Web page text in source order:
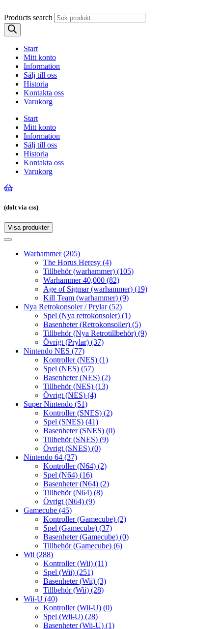
Products search
Start
Mitt konto
Information
Sälj till oss
Historia
Kontakta oss
Varukorg
Start
Mitt konto
Information
Sälj till oss
Historia
Kontakta oss
Varukorg
(dolt via css)
Visa produkter
Toggle
Toggle
navigationWarhammer(205)
The Horus Heresy (4)
Tillbehör (warhammer) (105)
Warhammer 40,000 (82)
Age of Sigmar (warhammer) (19)
Kill Team (warhammer) (9)
Nya Retrokonsoler / Prylar(52)
Spel (Nya retrokonsoler) (1)
Basenheter (Retrokonsoller) (5)
Tillbehör (Nya Retrotillbehör) (9)
Övrigt (Prylar) (37)
Nintendo NES (77)
Kontroller (NES) (1)
Spel (NES) (57)
Basenheter (NES) (2)
Tillbehör (NES) (13)
Övrigt (NES) (4)
Super Nintendo (51)
Kontroller (SNES) (2)
Spel (SNES) (41)
Basenheter (SNES) (0)
Tillbehör (SNES) (9)
Övrigt (SNES) (0)
Nintendo 64 (37)
Kontroller (N64) (2)
Spel (N64) (16)
Basenheter (N64) (2)
Tillbehör (N64) (8)
Övrigt (N64) (9)
Gamecube (45)
Kontroller (Gamecube) (2)
Spel (Gamecube) (37)
Basenheter (Gamecube) (0)
Tillbehör (Gamecube) (6)
Wii (288)
Kontroller (Wii) (11)
Spel (Wii) (251)
Basenheter (Wii) (3)
Tillbehör (Wii) (28)
Wii-U (40)
Kontroller (Wii-U) (0)
Spel (Wii-U) (28)
Basenheter (Wii-U) (1)